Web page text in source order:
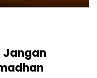
Jangan